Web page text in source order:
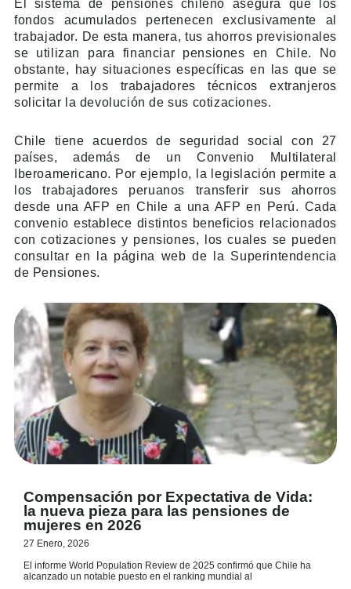
El sistema de pensiones chileno asegura que los
fondos acumulados pertenecen exclusivamente al
trabajador. De esta manera, tus ahorros previsionales
se utilizan para financiar pensiones en Chile. No
obstante, hay situaciones específicas en las que se
permite a los trabajadores técnicos extranjeros
solicitar la devolución de sus cotizaciones.
Chile tiene acuerdos de seguridad social con 27
países, además de un Convenio Multilateral
Iberoamericano. Por ejemplo, la legislación permite a
los trabajadores peruanos transferir sus ahorros
desde una AFP en Chile a una AFP en Perú. Cada
convenio establece distintos beneficios relacionados
con cotizaciones y pensiones, los cuales se pueden
consultar en la página web de la Superintendencia
de Pensiones.
Compensación por Expectativa de Vida:
la nueva pieza para las pensiones de
mujeres en 2026
27 Enero, 2026
El informe World Population Review de 2025 confirmó que Chile ha
alcanzado un notable puesto en el ranking mundial al